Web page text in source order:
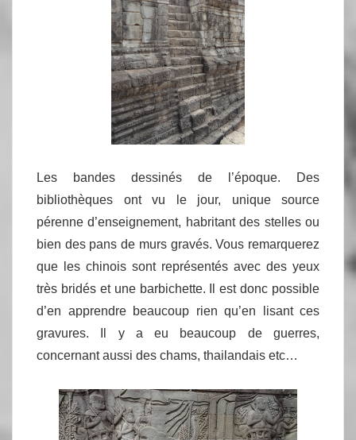
Les bandes dessinés de l’époque. Des
bibliothèques ont vu le jour, unique source
pérenne d’enseignement, habritant des stelles ou
bien des pans de murs gravés. Vous remarquerez
que les chinois sont représentés avec des yeux
très bridés et une barbichette. Il est donc possible
d’en apprendre beaucoup rien qu’en lisant ces
gravures. Il y a eu beaucoup de guerres,
concernant aussi des chams, thailandais etc…